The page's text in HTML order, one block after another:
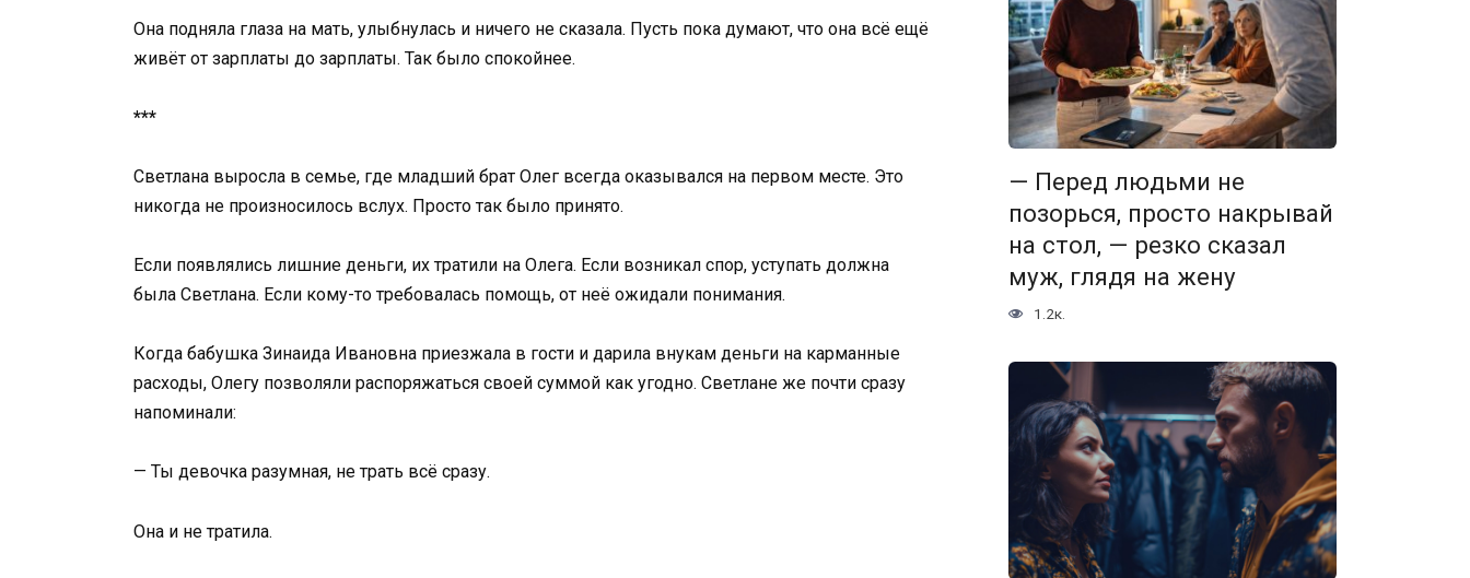
Она подняла глаза на мать, улыбнулась и ничего не сказала. Пусть пока думают, что она всё ещё
живёт от зарплаты до зарплаты. Так было спокойнее.
***
Светлана выросла в семье, где младший брат Олег всегда оказывался на первом месте. Это
никогда не произносилось вслух. Просто так было принято.
Если появлялись лишние деньги, их тратили на Олега. Если возникал спор, уступать должна
была Светлана. Если кому-то требовалась помощь, от неё ожидали понимания.
Когда бабушка Зинаида Ивановна приезжала в гости и дарила внукам деньги на карманные
расходы, Олегу позволяли распоряжаться своей суммой как угодно. Светлане же почти сразу
напоминали:
— Ты девочка разумная, не трать всё сразу.
Она и не тратила.
— Перед людьми не
позорься, просто накрывай
на стол, — резко сказал
муж, глядя на жену
1.2к.